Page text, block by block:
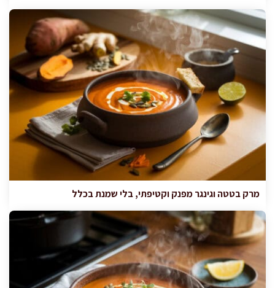
מרק בטטה וגינגר מפנק וקטיפתי, בלי שמנת בכלל